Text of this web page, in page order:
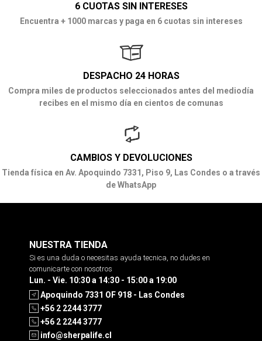
6 CUOTAS SIN INTERESES
Encuentra + 1000 marcas y paga en 6 cuotas sin intereses
DESPACHO 24 HORAS
Compra miles de productos seleccionados antes del mediodía
recibes en el mismo día en cientos de comunas
CAMBIOS Y DEVOLUCIONES
Tienda física en Av. Apoquindo 7331, Piso 9, Las Condes o a través
de WhatsApp
NUESTRA TIENDA
Si es una duda o necesitas ayuda tecnica, no dudes en
comunicarte con nosotros
Lun. - Vie. 10:30 a 14:30 - 15:00 a 19:00
Apoquindo 7331 OF 918 - Las Condes
+56 2 2244 3777
+56 2 2244 3777
info@sherpalife.cl